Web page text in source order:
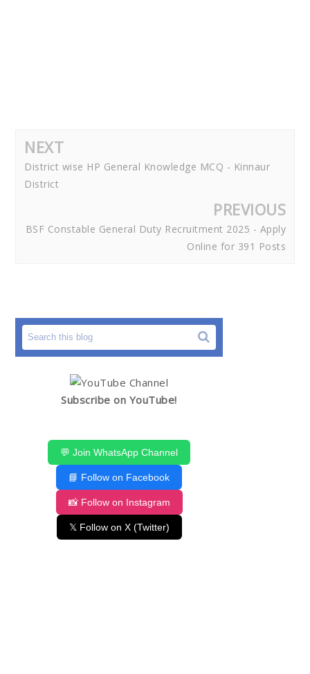
NEXT
District wise HP General Knowledge MCQ - Kinnaur
District
PREVIOUS
BSF Constable General Duty Recruitment 2025 - Apply
Online for 391 Posts
Subscribe on YouTube!
💬 Join WhatsApp Channel
📘 Follow on Facebook
📸 Follow on Instagram
𝕏 Follow on X (Twitter)